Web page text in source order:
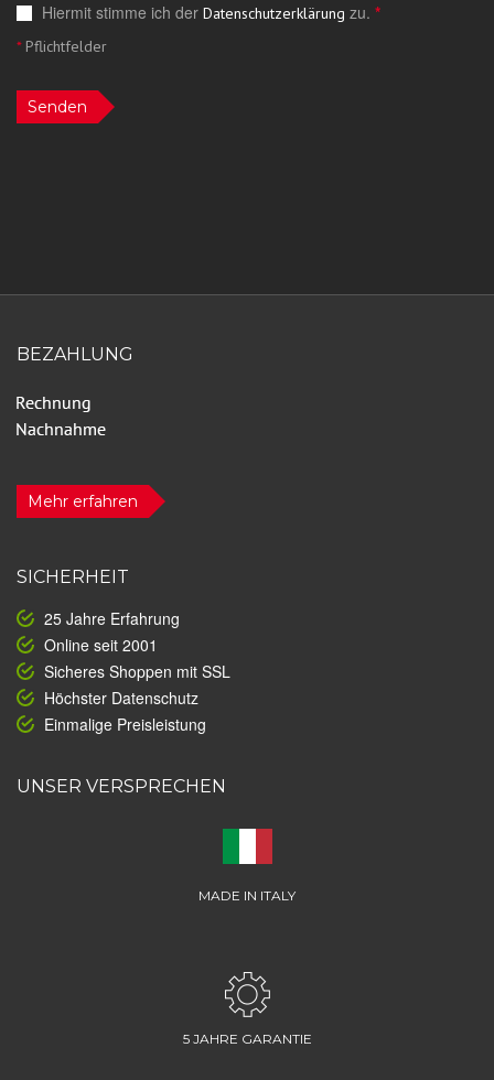
Hiermit stimme ich der Datenschutzerklärung zu. *
*Pflichtfelder
Senden
BEZAHLUNG
Mehr erfahren
SICHERHEIT
25 Jahre Erfahrung
Online seit 2001
Sicheres Shoppen mit SSL
Höchster Datenschutz
Einmalige Preisleistung
UNSER VERSPRECHEN
MADE IN ITALY
5 JAHRE GARANTIE